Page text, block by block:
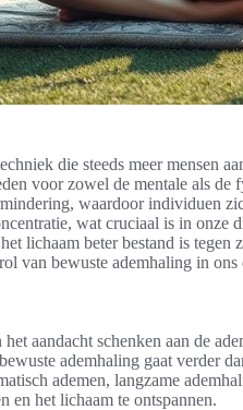
die steeds meer mensen
voor zowel de mentale als de
waardoor individuen
wat cruciaal is in onze
lichaam beter bestand is
van bewuste ademhaling in
aandacht schenken aan de
ademhaling gaat verder
ademen, langzame
en het lichaam te ontspannen.